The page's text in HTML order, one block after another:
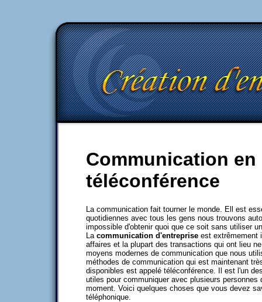
Communication
téléconférence
La communication fait tourner le monde. Ell est
quotidiennes avec tous les gens nous trouvons
impossible d'obtenir quoi que ce soit sans utiliser
La communication d'entreprise est extrêmement
affaires et la plupart des transactions qui ont lieu
moyens modernes de communication que nous
méthodes de communication qui est maintenant
disponibles est appelé téléconférence. Il est l'un
utiles pour communiquer avec plusieurs personnes
moment. Voici quelques choses que vous devez
téléphonique.